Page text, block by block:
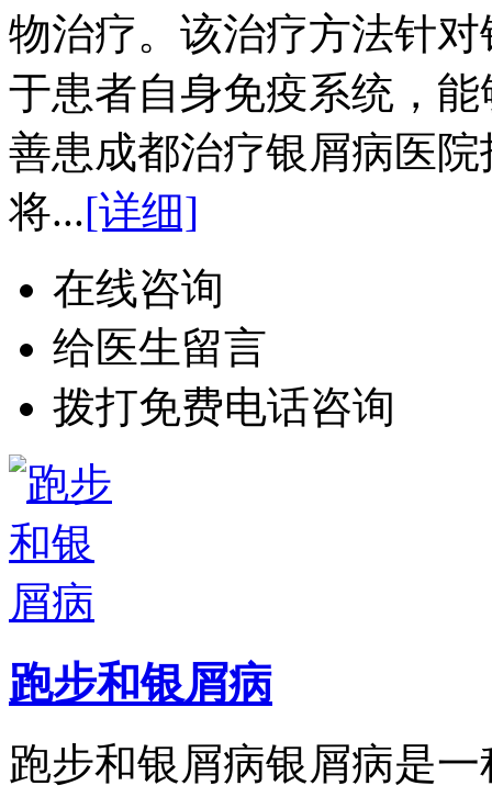
物治疗。该治疗方法针
于患者自身免疫系统，
善患成都治疗银屑病医
将...[详细]
在线咨询
给医生留言
拨打免费电话咨询
跑步和银屑病
跑步和银屑病银屑病是